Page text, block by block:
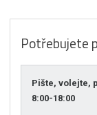
Potřebujete
Pište, volejte,
8:00-18:00